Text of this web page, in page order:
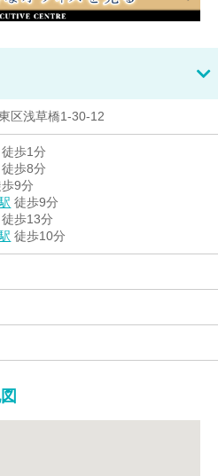
区浅草橋1-30-12
徒歩1分
徒歩8分
9分
徒歩9分
徒歩13分
徒歩10分